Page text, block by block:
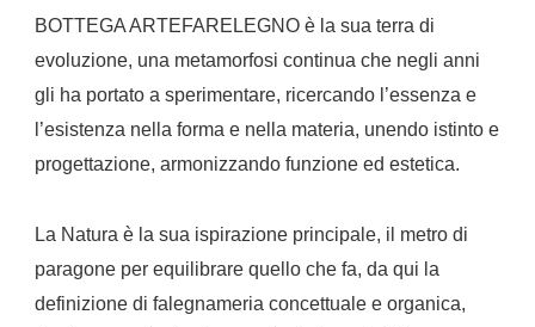
BOTTEGA ARTEFARELEGNO è la sua terra di
evoluzione, una metamorfosi continua che negli anni
gli ha portato a sperimentare, ricercando l’essenza e
l’esistenza nella forma e nella materia, unendo istinto e
progettazione, armonizzando funzione ed estetica.
La Natura è la sua ispirazione principale, il metro di
paragone per equilibrare quello che fa, da qui la
definizione di falegnameria concettuale e organica,